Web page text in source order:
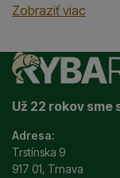
+ pohodlie pri
Zobraziť viac
Už 22 rokov
Adresa:
Trstínska 9
917 01, Trnava